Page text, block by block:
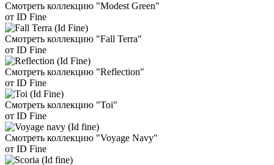
Смотреть коллекцию "Modest Green"
от ID Fine
Смотреть коллекцию "Fall Terra"
от ID Fine
Смотреть коллекцию "Reflection"
от ID Fine
Смотреть коллекцию "Toi"
от ID Fine
Смотреть коллекцию "Voyage Navy"
от ID Fine